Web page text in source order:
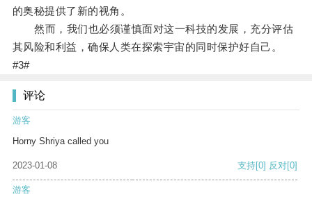
的奥秘提供了新的视角。
然而，我们也必须谨慎面对这一科技的发展，充分评估
其风险和利益，确保人类在探索宇宙的同时保护好自己。
#3#
评论
游客
Horny Shriya called you
2023-01-08 支持[0] 反对[0]
游客